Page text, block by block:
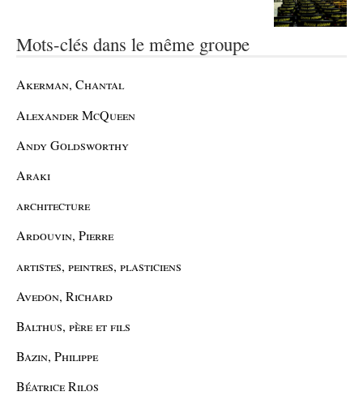
Mots-clés dans le même groupe
Akerman, Chantal
Alexander McQueen
Andy Goldsworthy
Araki
architecture
Ardouvin, Pierre
artistes, peintres, plasticiens
Avedon, Richard
Balthus, père et fils
Bazin, Philippe
Béatrice Rilos